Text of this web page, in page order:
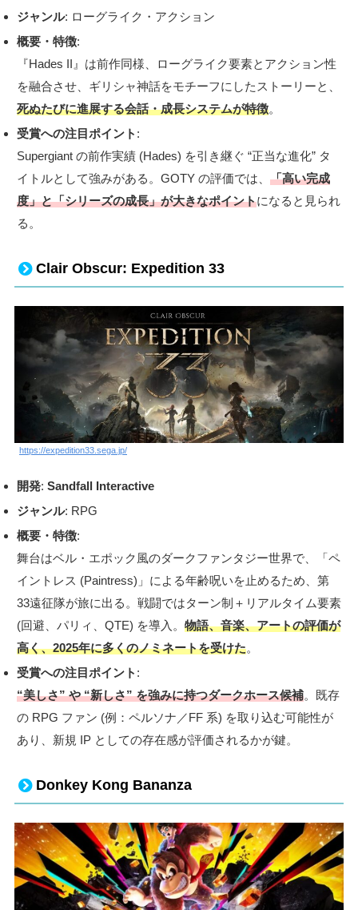
ジャンル: ローグライク・アクション
概要・特徴:
『Hades II』は前作同様、ローグライク要素とアクション性
を融合させ、ギリシャ神話をモチーフにしたストーリーと、
死ぬたびに進展する会話・成長システムが特徴。
受賞への注目ポイント :
Supergiant の前作実績 (Hades) を引き継ぐ “正当な進化” タ
イトルとして強みがある。GOTY の評価では、 「高い完成
度」と「シリーズの成長」が大きなポイントになると見られ
る。
Clair Obscur: Expedition 33
https://expedition33.sega.jp/
開発: Sandfall Interactive
ジャンル: RPG
概要・特徴:
舞台はベル・エポック風のダークファンタジー世界で、「ペ
イントレス (Paintress)」による年齢呪いを止めるため、第
33遠征隊が旅に出る。戦闘ではターン制＋リアルタイム要素
(回避、パリィ、QTE) を導入。 物語、音楽、アートの評価が
高く、2025年に多くのノミネートを受けた。
受賞への注目ポイント :
“美しさ” や “新しさ” を強みに持つダークホース候補。既存
の RPG ファン (例：ペルソナ／FF 系) を取り込む可能性が
あり、新規 IP としての存在感が評価されるかが鍵。
Donkey Kong Bananza